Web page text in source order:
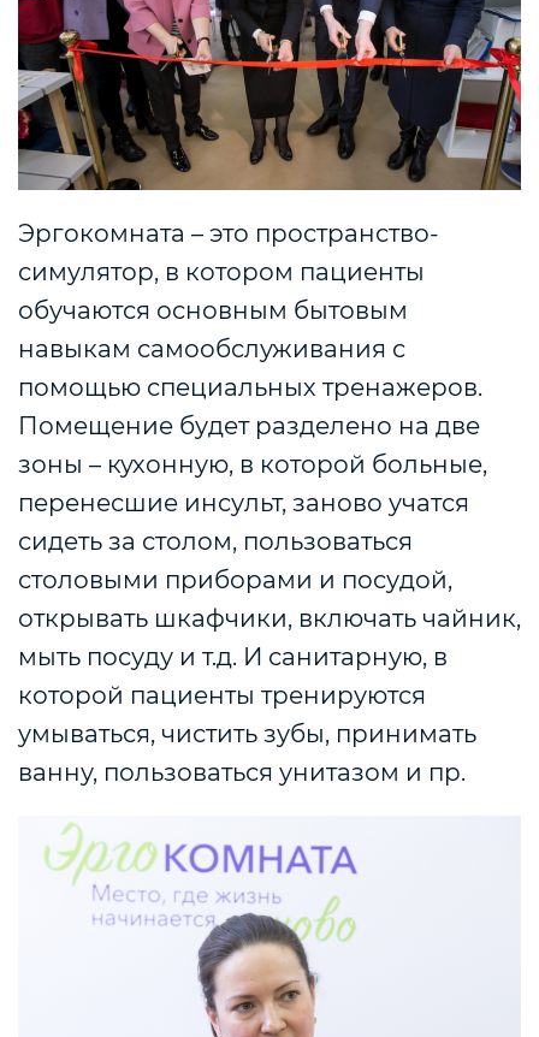
Эргокомната – это пространство-
симулятор, в котором пациенты
обучаются основным бытовым
навыкам самообслуживания с
помощью специальных тренажеров.
Помещение будет разделено на две
зоны – кухонную, в которой больные,
перенесшие инсульт, заново учатся
сидеть за столом, пользоваться
столовыми приборами и посудой,
открывать шкафчики, включать чайник,
мыть посуду и т.д. И санитарную, в
которой пациенты тренируются
умываться, чистить зубы, принимать
ванну, пользоваться унитазом и пр.